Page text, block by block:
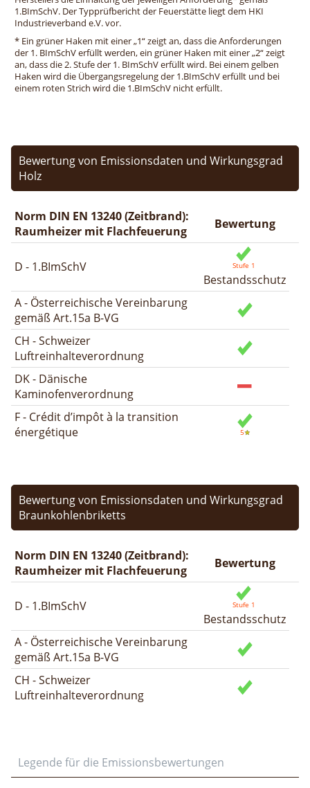
1.BImSchV. Der Typprüfbericht der Feuerstätte liegt dem HKI
Industrieverband e.V. vor.
* Ein grüner Haken mit einer „1“ zeigt an, dass die Anforderungen
der 1. BImSchV erfüllt werden, ein grüner Haken mit einer „2“ zeigt
an, dass die 2. Stufe der 1. BImSchV erfüllt wird. Bei einem gelben
Haken wird die Übergangsregelung der 1.BImSchV erfüllt und bei
einem roten Strich wird die 1.BImSchV nicht erfüllt.
Bewertung von Emissionsdaten und Wirkungsgrad
Holz
Norm DIN EN 13240 (Zeitbrand):
Raumheizer mit Flachfeuerung
Bewertung
D - 1.BImSchV
Bestandsschutz
A - Österreichische Vereinbarung
gemäß Art.15a B-VG
CH - Schweizer
Luftreinhalteverordnung
DK - Dänische
Kaminofenverordnung
F - Crédit d’impôt à la transition
énergétique
Bewertung von Emissionsdaten und Wirkungsgrad
Braunkohlenbriketts
Norm DIN EN 13240 (Zeitbrand):
Raumheizer mit Flachfeuerung
Bewertung
D - 1.BImSchV
Bestandsschutz
A - Österreichische Vereinbarung
gemäß Art.15a B-VG
CH - Schweizer
Luftreinhalteverordnung
Legende für die Emissionsbewertungen